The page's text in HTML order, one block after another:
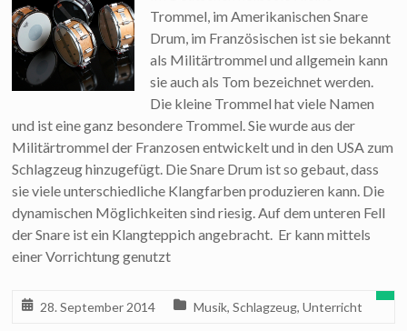
Trommel, im Amerikanischen Snare
Drum, im Französischen ist sie bekannt
als Militärtrommel und allgemein kann
sie auch als Tom bezeichnet werden.
Die kleine Trommel hat viele Namen
und ist eine ganz besondere Trommel. Sie wurde aus der
Militärtrommel der Franzosen entwickelt und in den USA zum
Schlagzeug hinzugefügt. Die Snare Drum ist so gebaut, dass
sie viele unterschiedliche Klangfarben produzieren kann. Die
dynamischen Möglichkeiten sind riesig. Auf dem unteren Fell
der Snare ist ein Klangteppich angebracht. Er kann mittels
einer Vorrichtung genutzt
28. September 2014 Musik,Schlagzeug,Unterricht